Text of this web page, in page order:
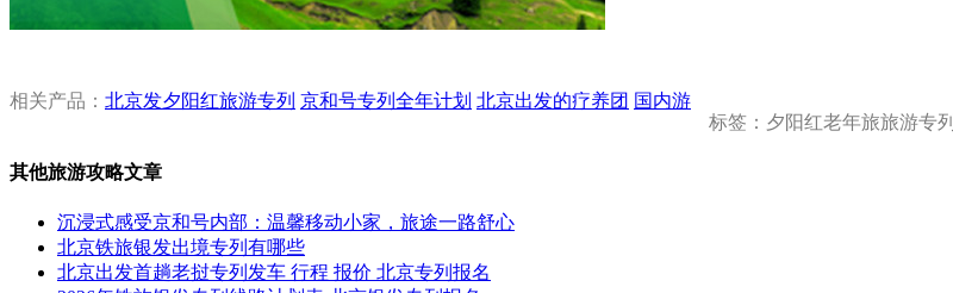
相关产品： 北京发夕阳红旅游专列 京和号专列全年计划 北京出发的疗养团 国内游
标签：夕阳红老年旅旅游专列
其他旅游攻略文章
沉浸式感受京和号内部：温馨移动小家，旅途一路舒心
北京铁旅银发出境专列有哪些
北京出发首趟老挝专列发车 行程 报价 北京专列报名